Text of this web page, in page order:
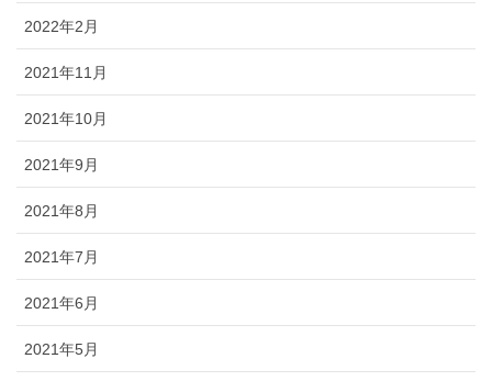
2022年2月
2021年11月
2021年10月
2021年9月
2021年8月
2021年7月
2021年6月
2021年5月